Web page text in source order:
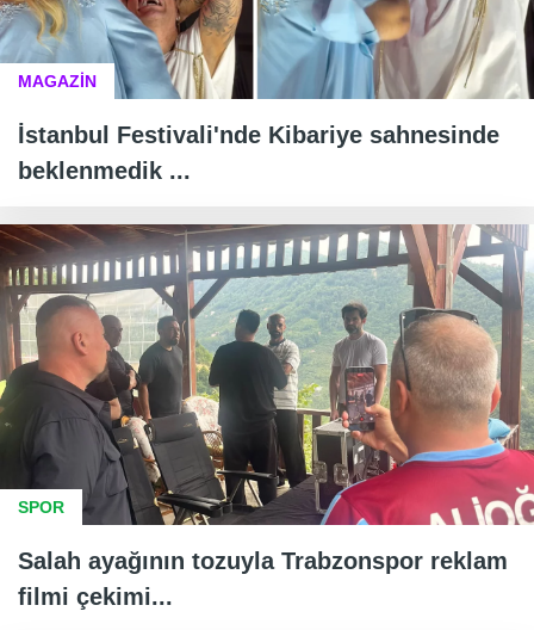
MAGAZİN
İstanbul Festivali'nde Kibariye sahnesinde
beklenmedik ...
SPOR
Salah ayağının tozuyla Trabzonspor reklam
filmi çekimi...